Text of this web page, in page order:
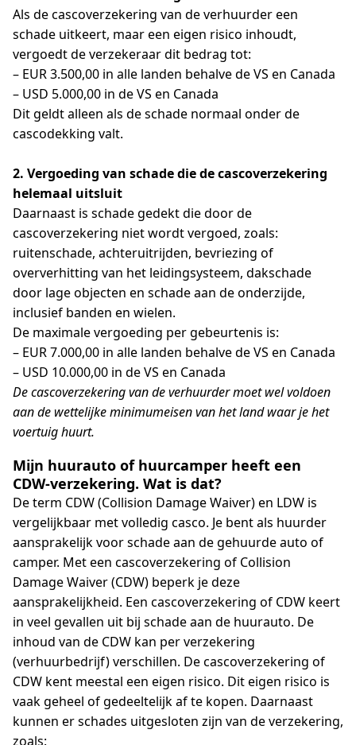
Als de cascoverzekering van de verhuurder een
schade uitkeert, maar een eigen risico inhoudt,
vergoedt de verzekeraar dit bedrag tot:
– EUR 3.500,00 in alle landen behalve de VS en Canada
– USD 5.000,00 in de VS en Canada
Dit geldt alleen als de schade normaal onder de
cascodekking valt.
2. Vergoeding van schade die de cascoverzekering
helemaal uitsluit
Daarnaast is schade gedekt die door de
cascoverzekering niet wordt vergoed, zoals:
ruitenschade, achteruitrijden, bevriezing of
oververhitting van het leidingsysteem, dakschade
door lage objecten en schade aan de onderzijde,
inclusief banden en wielen.
De maximale vergoeding per gebeurtenis is:
– EUR 7.000,00 in alle landen behalve de VS en Canada
– USD 10.000,00 in de VS en Canada
De cascoverzekering van de verhuurder moet wel voldoen
aan de wettelijke minimumeisen van het land waar je het
voertuig huurt.
Mijn huurauto of huurcamper heeft een
CDW-verzekering. Wat is dat?
De term CDW (Collision Damage Waiver) en LDW is
vergelijkbaar met volledig casco. Je bent als huurder
aansprakelijk voor schade aan de gehuurde auto of
camper. Met een cascoverzekering of Collision
Damage Waiver (CDW) beperk je deze
aansprakelijkheid. Een cascoverzekering of CDW keert
in veel gevallen uit bij schade aan de huurauto. De
inhoud van de CDW kan per verzekering
(verhuurbedrijf) verschillen. De cascoverzekering of
CDW kent meestal een eigen risico. Dit eigen risico is
vaak geheel of gedeeltelijk af te kopen. Daarnaast
kunnen er schades uitgesloten zijn van de verzekering,
zoals: